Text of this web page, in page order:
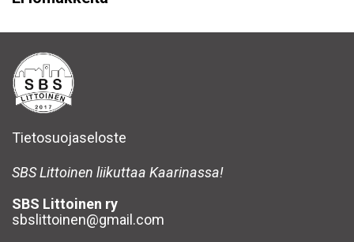
Tietosuojaseloste
SBS Littoinen liikuttaa Kaarinassa!
SBS Littoinen ry
sbslittoinen@gmail.com